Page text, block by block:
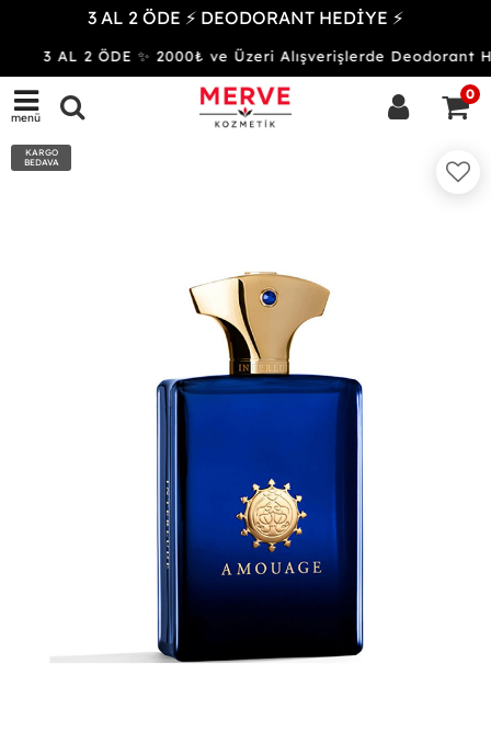
3 AL 2 ÖDE ⚡ DEODORANT HEDİYE ⚡
3 AL 2 ÖDE ✨ 2000₺ ve Üzeri Alışverişlerde Deodorant
menü
0
KARGO
BEDAVA